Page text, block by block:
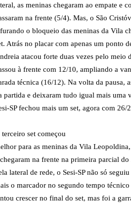
as meninas chegaram ao empate e
na frente (5/4). Mas, o São
o bloqueio das meninas da Vila
Atrás no placar com apenas um ponto
atacou forte duas vezes pelo meio
à frente com 12/10, ampliando a
técnica (16/12). Na volta da pausa,
partida e deixaram tudo igual mais uma
SP fechou mais um set, agora com 26/
terceiro set começou
para as meninas da Vila
na frente na primeira parcial
lateral de rede, o Sesi-SP não só
o marcador no segundo tempo
crescer no final do set, mas foi a